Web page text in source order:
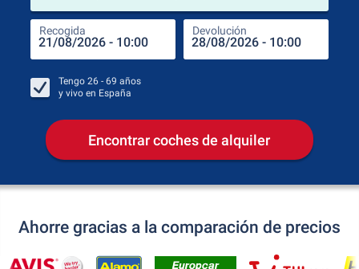
Recogida Devolución
Tengo 26 - 69 años
y vivo en España
Encontrar coches de alquiler
Ahorre gracias a la comparación de precios